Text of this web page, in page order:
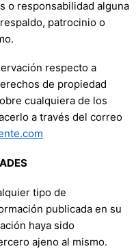
o responsabilidad alguna
patrocinio o
respecto a
de propiedad
cualquiera de los
a través del correo
tipo de
publicada en su
haya sido
ajeno al mismo.